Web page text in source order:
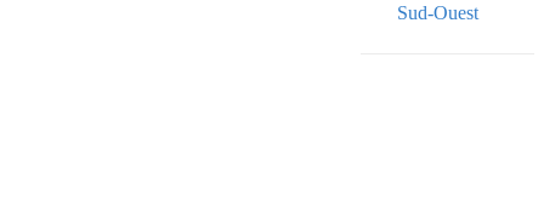
Sud-Ouest